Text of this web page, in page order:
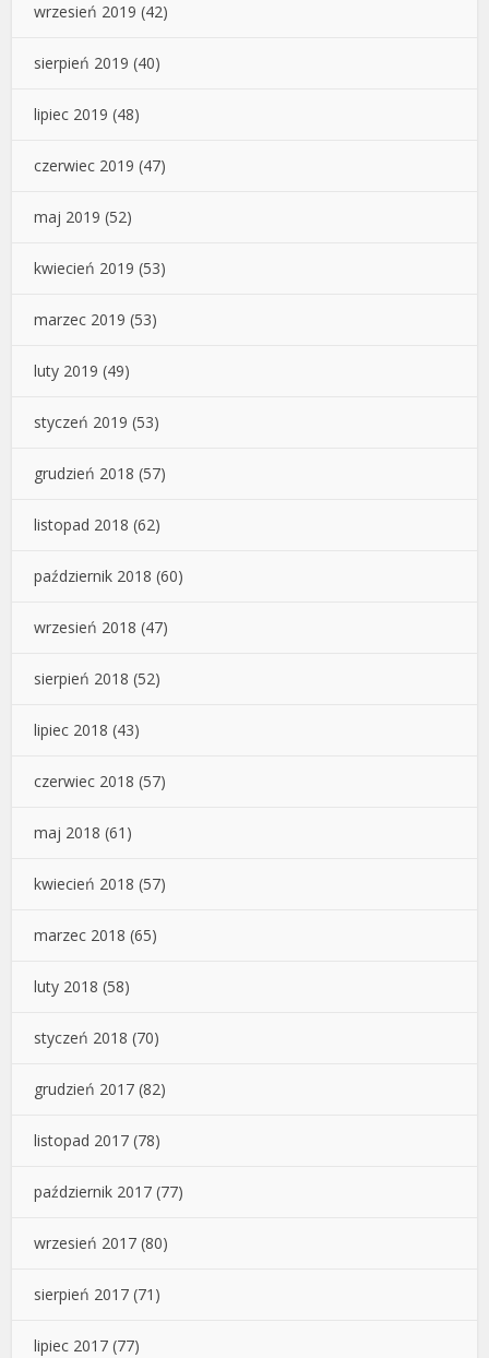
wrzesień 2019 (42)
sierpień 2019 (40)
lipiec 2019 (48)
czerwiec 2019 (47)
maj 2019 (52)
kwiecień 2019 (53)
marzec 2019 (53)
luty 2019 (49)
styczeń 2019 (53)
grudzień 2018 (57)
listopad 2018 (62)
październik 2018 (60)
wrzesień 2018 (47)
sierpień 2018 (52)
lipiec 2018 (43)
czerwiec 2018 (57)
maj 2018 (61)
kwiecień 2018 (57)
marzec 2018 (65)
luty 2018 (58)
styczeń 2018 (70)
grudzień 2017 (82)
listopad 2017 (78)
październik 2017 (77)
wrzesień 2017 (80)
sierpień 2017 (71)
lipiec 2017 (77)